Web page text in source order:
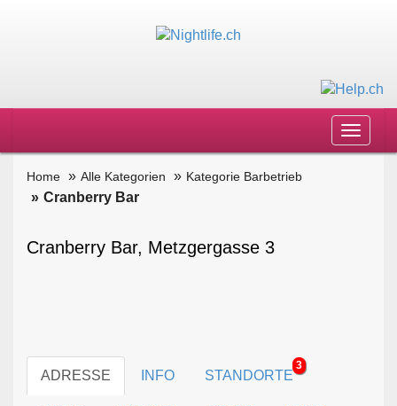
Toggle
Home Alle Kategorien Kategorie Barbetrieb
Cranberry Bar
Cranberry Bar, Metzgergasse 3
ADRESSE INFO STANDORTE
3